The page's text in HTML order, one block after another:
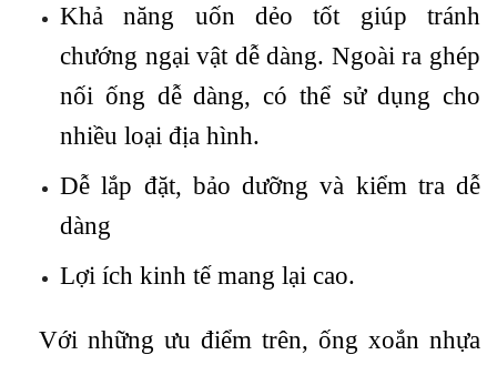
Khả năng uốn dẻo tốt giúp tránh
chướng ngại vật dễ dàng. Ngoài ra ghép
nối ống dễ dàng, có thể sử dụng cho
nhiều loại địa hình.
Dễ lắp đặt, bảo dưỡng và kiểm tra dễ
dàng
Lợi ích kinh tế mang lại cao.
​Với những ưu điểm trên, ống xoắn nhựa